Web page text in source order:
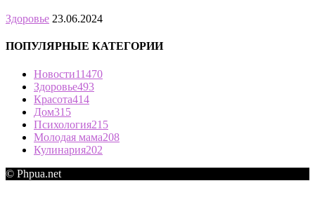
Здоровье 23.06.2024
ПОПУЛЯРНЫЕ КАТЕГОРИИ
Новости11470
Здоровье493
Красота414
Дом315
Психология215
Молодая мама208
Кулинария202
© Phpua.net